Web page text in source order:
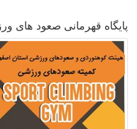
پایگاه قهرمانی صعود های